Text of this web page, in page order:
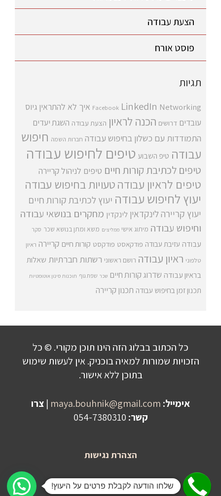
הצעת עבודה
פוסט אורח
תגיות
Facebook LinkedIn Networking איך לא להתראין גיוס
עובדים דרושים הכנה לראיון הצעת עבודה השגת יעדים
התמודדות עם כשלון בחיפוש עבודה חברות השמה חיפוש
עבודה טיפ השבוע טיפים לחיפוש עבודה
טיפים לכתיבת קורות חיים טיפים לניהול קריירה
טיפים לראיון עבודהטעויות בחיפוש עבודה
יעוץ לחיפוש עבודה יעוץ לכתיבת קורות חיים
יעוץ קריירה לינקדאין לינקדין מחקרים בנושאי עבודה
וחיפוש עבודה מיתוג אישי ממליצים משא ומתן בנושא שכר סקר
עבודה עזיבת עבודה פודקאסט פודקסט קורות חיים קריירה ראיון
טלפוני ראיון עבודה רושם ראשוני רשתות חברתיות שאלות
בראיון עבודה שדרוג קורות חיים שכר שפת גוף תוכנות סינון אוטומטיות
תכנון זמן בחיפוש עבודה תכנון קריירה
כל הכתוב בבלוג הזה הינו תוכן מקורי. © כל
הזכויות שמורות למאיה בוכניק. אין לעשות שימוש
בתוכן ללא אישור.
אימייל: maya.bouhnik@gmail.com
| צרו
קשר:
הצהרת נגישות
מדיניות פרטיות
שלחו הודעה לקבלת פרטים על היעוץ!